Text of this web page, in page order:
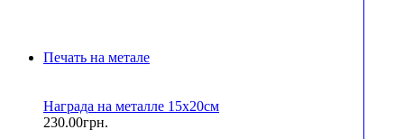
Печать на метале
Награда на металле 15х20см
230.00грн.